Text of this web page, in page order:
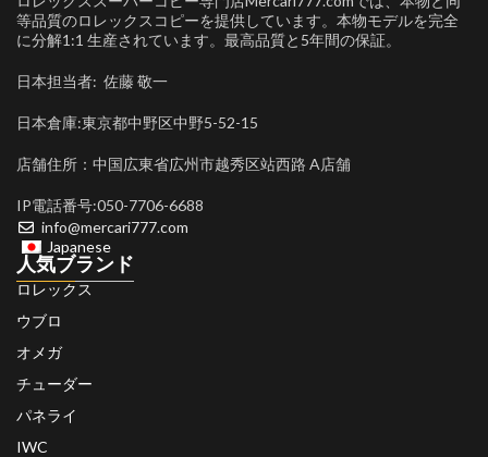
等品質のロレックスコピーを提供しています。本物モデルを完全
に分解1:1 生産されています。最高品質と5年間の保証。
日本担当者: 佐藤 敬一
日本倉庫:東京都中野区中野5-52-15
店舗住所：中国広東省広州市越秀区站西路 A店舗
IP電話番号:050-7706-6688
info@mercari777.com
Japanese
人気ブランド
ロレックス
ウブロ
オメガ
チューダー
パネライ
IWC